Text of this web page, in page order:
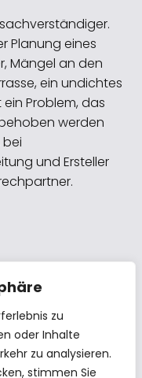
zu
oder Inhalte
zu analysieren.
stimmen Sie
Planung eines
Mängel an den
ein undichtes
Problem, das
werden
bei
und Ersteller